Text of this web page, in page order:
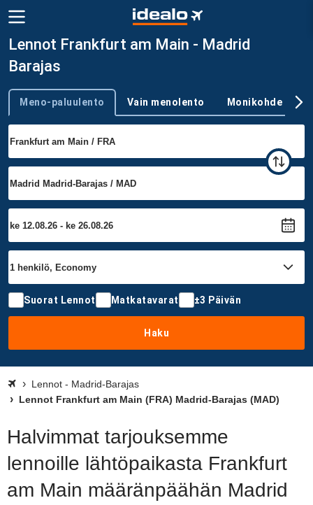
Lennot Frankfurt am Main - Madrid
Barajas
Trip type
Meno-paluulento Vain menolento Monikohde
Suorat Lennot Matkatavarat ±3 Päivän
Haku
Lennot - Madrid-Barajas
Lennot Frankfurt am Main (FRA) Madrid-Barajas (MAD)
Halvimmat tarjouksemme
lennoille lähtöpaikasta Frankfurt
am Main määränpäähän Madrid